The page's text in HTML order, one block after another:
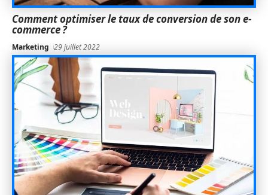
Comment optimiser le taux de conversion de son e-
commerce ?
Marketing 29 juillet 2022